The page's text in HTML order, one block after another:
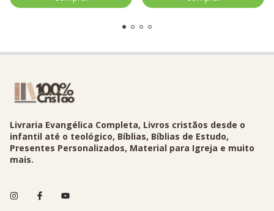
Livraria Evangélica Completa, Livros cristãos desde o
infantil até o teológico, Bíblias, Bíblias de Estudo,
Presentes Personalizados, Material para Igreja e muito
mais.